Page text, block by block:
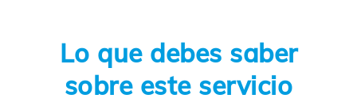
Lo que debes saber
sobre este servicio